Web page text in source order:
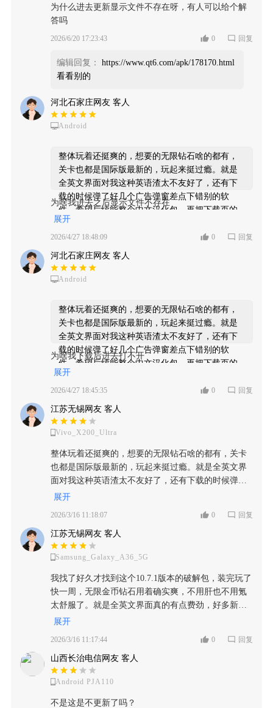
为什么进去更新显示文件不存在呀，有人可以给个解
答吗
2026/6/20 17:23:43 0 回复
编辑回复：
https://www.qt6.com/apk/178170.html
看看别的
河北石家庄网友 客人
Android
整体玩着还挺爽的，想要的无限钻石啥的都有，
关卡也都是国际版最新的，玩起来挺过瘾。就是
全英文界面对我这种英语渣太不友好了，还有下
载的时候弹了好几个广告弹窗差点下错别的软
件。希望后续能整个中文汉化包，再把下载页的
乱七八糟弹窗清一清就完美啦！
江苏无锡 游客2026/3/16 11:18:07
为啥我进去之后显示文件不存在
展开
2026/4/27 18:48:09 0 回复
河北石家庄网友 客人
Android
整体玩着还挺爽的，想要的无限钻石啥的都有，
关卡也都是国际版最新的，玩起来挺过瘾。就是
全英文界面对我这种英语渣太不友好了，还有下
载的时候弹了好几个广告弹窗差点下错别的软
件。希望后续能整个中文汉化包，再把下载页的
乱七八糟弹窗清一清就完美啦！
江苏无锡 游客2026/3/16 11:18:07
为啥我下载后进去打不开
展开
2026/4/27 18:45:35 0 回复
江苏无锡网友 客人
Vivo_X200_Ultra
整体玩着还挺爽的，想要的无限钻石啥的都有，关卡
也都是国际版最新的，玩起来挺过瘾。就是全英文界
面对我这种英语渣太不友好了，还有下载的时候弹了
好几个广告弹窗差点下错别的软件。希望后续能整个
展开
2026/3/16 11:18:07 0 回复
江苏无锡网友 客人
Samsung_Galaxy_A36_5G
我找了好久才找到这个10.7.1版本的破解包，装完玩了
快一周，无限金币钻石用着确实爽，不用肝也不用氪
太舒服了。就是全英文界面真的有点费劲，好多新植
物的技能说明我都得查半天，还有玩到冰河世界关卡
展开
2026/3/16 11:17:44 0 回复
山西长治电信网友 客人
Android PJA110
不是这是不更新了吗？